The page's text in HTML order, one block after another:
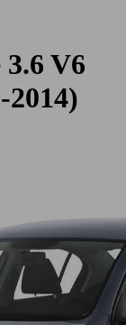
V6
2014)